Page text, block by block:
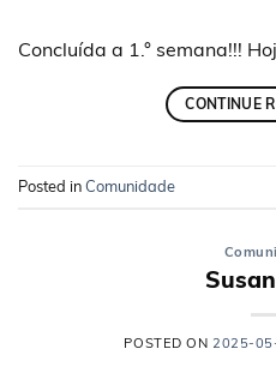
Concluída a 1.° semana!!!
CONTINUE
Posted inComunidade
POSTED ON 2025-